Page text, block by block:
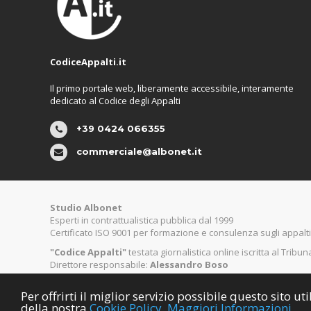
Per offrirti il miglior servizio possibile questo sito
della nostra Cookie Policy. Maggiori Informazioni
CodiceAppalti.it
Il primo portale web, liberamente accessibile, interamente
dedicato al Codice degli Appalti
+39 0424 066355
commerciale@albonet.it
Studio Albonet
Esperti in contrattualistica pubblica dal 1999
Certificato ISO 9001 per formazione e consulenza sugli appalti
"Codice Appalti"testata giornalistica online iscritta al
Direttore responsabile: Alessandro Boso
© Copyright CodiceAppalti.it. Tutti i diritti riservati.